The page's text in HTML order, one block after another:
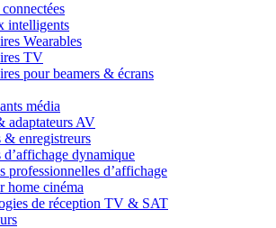
intelligents
Wearables
TV
pour beamers & écrans
média
adaptateurs AV
& enregistreurs
d’affichage dynamique
professionnelles d’affichage
home cinéma
de réception TV & SAT